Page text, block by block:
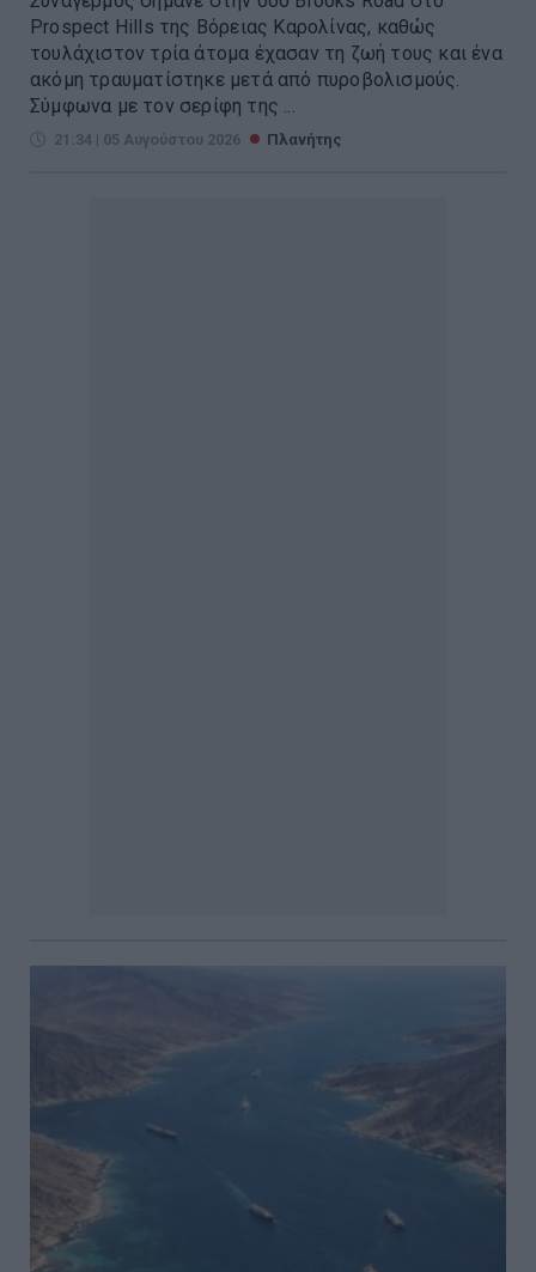
Prospect Hills της Βόρειας Καρολίνας, καθώς
τουλάχιστον τρία άτομα έχασαν τη ζωή τους και ένα
ακόμη τραυματίστηκε μετά από πυροβολισμούς.
Σύμφωνα με τον σερίφη της ...
21:34 | 05 Αυγούστου 2026 Πλανήτης